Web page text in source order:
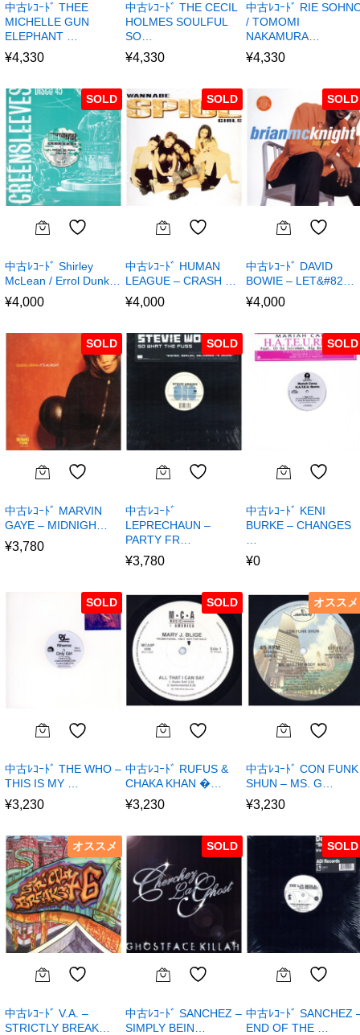
中古ﾚｺｰﾄﾞ THEE
MICHELLE GUN
ELEPHANT …
¥4,330
中古ﾚｺｰﾄﾞ THE CECIL
HOLMES SOULFUL
SO…
¥4,330
中古ﾚｺｰﾄﾞ RIE
/ TOMOMI
NAKAMURA…
¥4,330
SOLD
中古ﾚｺｰﾄﾞ Shirley
McLean / Errol Dunk…
¥4,000
SOLD
中古ﾚｺｰﾄﾞ HUMAN
LEAGUE – CRASH …
¥4,000
SOLD
中古ﾚｺｰﾄﾞ DAVID
BOWIE – LET&#82…
¥4,000
SOLD
中古ﾚｺｰﾄﾞ MARVIN
GAYE – MIDNIGH…
¥3,780
SOLD
中古ﾚｺｰﾄﾞ
LEPRECHAUN –
PARTY FR…
¥3,780
SOLD
中古ﾚｺｰﾄﾞ KENI
BURKE – CHANGES
¥0
SOLD
中古ﾚｺｰﾄﾞ THE WHO –
THIS IS MY …
¥3,230
SOLD
中古ﾚｺｰﾄﾞ RUFUS &
CHAKA KHAN �…
¥3,230
オススメ
中古ﾚｺｰﾄﾞ CON FUNK
SHUN – MS. G…
¥3,230
オススメ
中古ﾚｺｰﾄﾞ V.A. –
STRICTLY BREAK…
SOLD
中古ﾚｺｰﾄﾞ SANCHEZ –
SIMPLY BEIN…
SOLD
中古ﾚｺｰﾄﾞ SANCHEZ
END OF THE …